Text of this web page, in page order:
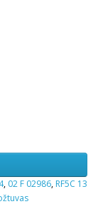
, 02 F 02986, RF5C 13